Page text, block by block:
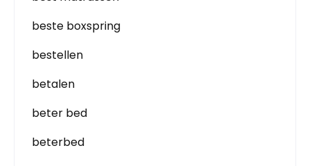
beste boxspring
bestellen
betalen
beter bed
beterbed